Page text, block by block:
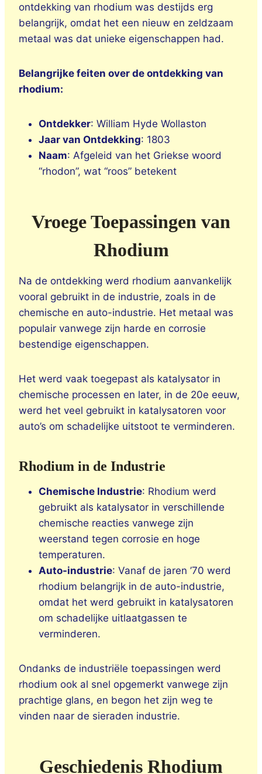
ontdekking van rhodium was destijds erg
belangrijk, omdat het een nieuw en zeldzaam
metaal was dat unieke eigenschappen had.
Belangrijke feiten over de ontdekking van
rhodium:
Ontdekker: William Hyde Wollaston
Jaar van Ontdekking: 1803
Naam: Afgeleid van het Griekse woord
“rhodon”, wat “roos” betekent
Vroege Toepassingen van
Rhodium
Na de ontdekking werd rhodium aanvankelijk
vooral gebruikt in de industrie, zoals in de
chemische en auto-industrie. Het metaal was
populair vanwege zijn harde en corrosie
bestendige eigenschappen.
Het werd vaak toegepast als katalysator in
chemische processen en later, in de 20e eeuw,
werd het veel gebruikt in katalysatoren voor
auto’s om schadelijke uitstoot te verminderen.
Rhodium in de Industrie
Chemische Industrie: Rhodium werd
gebruikt als katalysator in verschillende
chemische reacties vanwege zijn
weerstand tegen corrosie en hoge
temperaturen.
Auto-industrie: Vanaf de jaren ’70 werd
rhodium belangrijk in de auto-industrie,
omdat het werd gebruikt in katalysatoren
om schadelijke uitlaatgassen te
verminderen.
Ondanks de industriële toepassingen werd
rhodium ook al snel opgemerkt vanwege zijn
prachtige glans, en begon het zijn weg te
vinden naar de sieraden industrie.
Geschiedenis Rhodium